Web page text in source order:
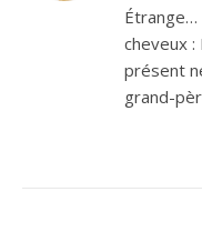
Étrange…
cheveux :
présent
grand-